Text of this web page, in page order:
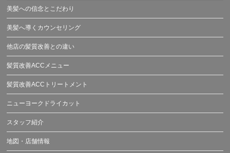
美髪への信念とこだわり
美髪へ導くカウンセリング
他店の髪質改善との違い
髪質改善ACCメニュー
髪質改善ACCトリートメント
ニューヨークドライカット
スタッフ紹介
地図・店舗情報